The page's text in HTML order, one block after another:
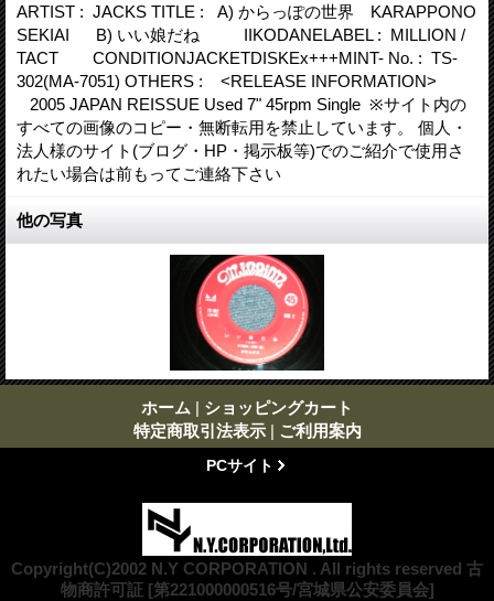
ARTIST : JACKS TITLE : A) からっぽの世界 KARAPPONO
SEKIAI B) いい娘だね IIKODANELABEL : MILLION /
TACT CONDITIONJACKETDISKEx+++MINT- No. : TS-
302(MA-7051) OTHERS : <RELEASE INFORMATION>
2005 JAPAN REISSUE Used 7" 45rpm Single ※サイト内の
すべての画像のコピー・無断転用を禁止しています。 個人・
法人様のサイト(ブログ・HP・掲示板等)でのご紹介で使用さ
れたい場合は前もってご連絡下さい
他の写真
ホーム | ショッピングカート
特定商取引法表示 | ご利用案内
PCサイト
Copyright(C)2002 N.Y CORPORATION . All rights reserved 古
物商許可証 [第221000000516号/宮城県公安委員会]